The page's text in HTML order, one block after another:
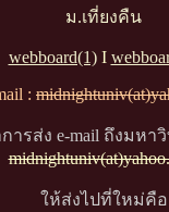
ม.เที่ยงคืน
webboard(1) I
:
รส่ง e-mail ถึงมหา
ให้ส่งไปที่ใหม่คือ